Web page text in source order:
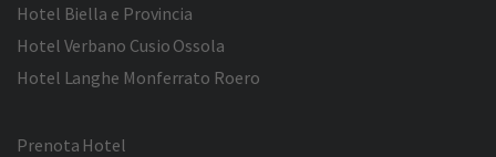
Hotel Biella e Provincia
Hotel Verbano Cusio Ossola
Hotel Langhe Monferrato Roero
Prenota Hotel